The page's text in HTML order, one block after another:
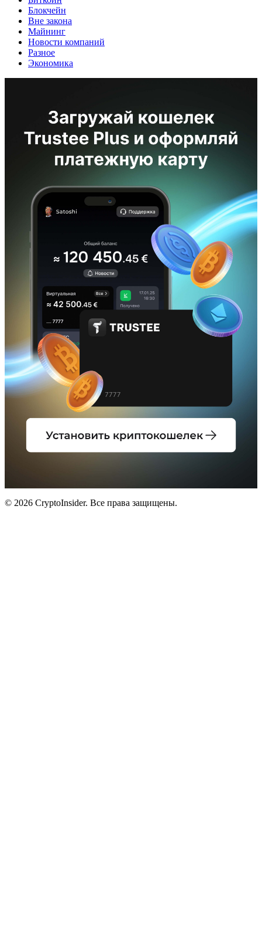
Блокчейн
Вне закона
Майнинг
Новости компаний
Разное
Экономика
© 2026 CryptoInsider. Все права защищены.